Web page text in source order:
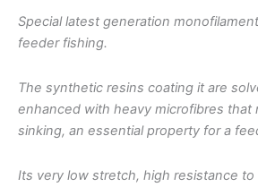
Special latest generation
feeder fishing.
The synthetic resins coating it are
enhanced with heavy microfibres that
sinking, an essential property for a
Its very low stretch, high resistance to